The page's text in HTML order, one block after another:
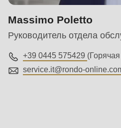
Massimo Poletto
Руководитель отдела
+39 0445 575429
service.it@rondo-